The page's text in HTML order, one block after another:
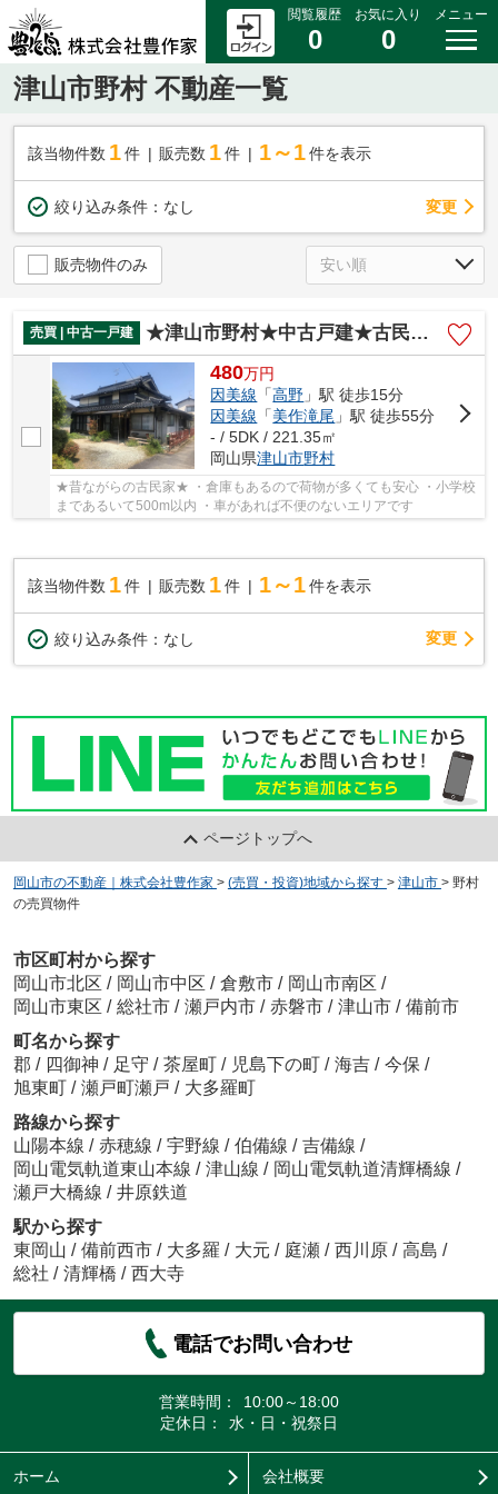
閲覧履歴
0
お気に入り
0
メニュー
津山市野村 不動産一覧
該当物件数 1件 販売数 1 件 1～1 件を表示
絞り込み条件： なし 変更
販売物件のみ
売買 | 中古一戸建 ★津山市野村★中古戸建★古民家風★
480万円
因美線 「高野 」駅 徒歩15分
因美線 「美作滝尾 」駅 徒歩55分
- / 5DK / 221.35㎡
岡山県津山市野村
★昔ながらの古民家★ ・倉庫もあるので荷物が多くても安心 ・小学校
まであるいて500m以内 ・車があれば不便のないエリアです
該当物件数 1件 販売数 1 件 1～1 件を表示
絞り込み条件： なし 変更
ページトップへ
岡山市の不動産｜株式会社豊作家 > (売買・投資)地域から探す > 津山市 > 野村
の売買物件
市区町村から探す
岡山市北区 / 岡山市中区 / 倉敷市 / 岡山市南区 /
岡山市東区 / 総社市 / 瀬戸内市 / 赤磐市 / 津山市 / 備前市
町名から探す
郡 / 四御神 / 足守 / 茶屋町 / 児島下の町 / 海吉 / 今保 /
旭東町 / 瀬戸町瀬戸 / 大多羅町
路線から探す
山陽本線 / 赤穂線 / 宇野線 / 伯備線 / 吉備線 /
岡山電気軌道東山本線 / 津山線 / 岡山電気軌道清輝橋線 /
瀬戸大橋線 / 井原鉄道
駅から探す
東岡山 / 備前西市 / 大多羅 / 大元 / 庭瀬 / 西川原 / 高島 /
総社 / 清輝橋 / 西大寺
電話でお問い合わせ
営業時間：
10:00～18:00
定休日：
水・日・祝祭日
ホーム 会社概要